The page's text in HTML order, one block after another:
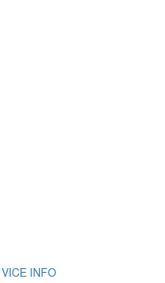
VICE INFO